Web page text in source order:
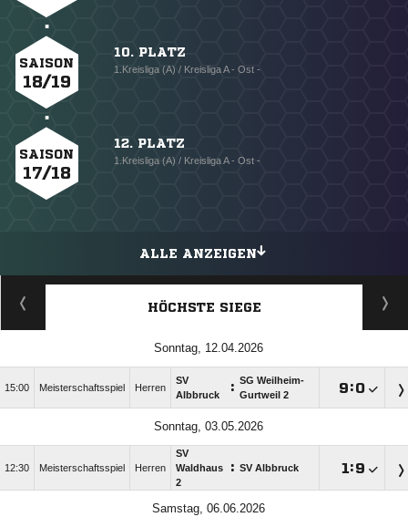
SAISON
18/19
10. PLATZ
1.Kreisliga (A) / Kreisliga A - Ost -
SAISON
17/18
12. PLATZ
1.Kreisliga (A) / Kreisliga A - Ost -
ALLE ANZEIGEN
HÖCHSTE SIEGE
Sonntag, 12.04.2026
15:00 Meisterschaftsspiel Herren
SV
Albbruck
: SG Weilheim-
Gurtweil 2
:
Sonntag, 03.05.2026
12:30 Meisterschaftsspiel Herren
SV
Waldhaus
2
: SV Albbruck :
Samstag, 06.06.2026